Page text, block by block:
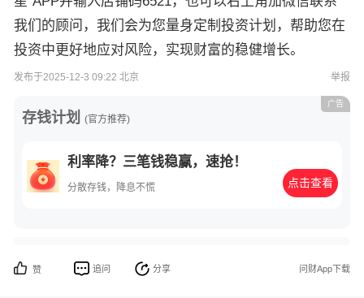
我们的顾问，我们会为您量身定制投资计划，帮助您在
投资中更好地应对风险，实现财富的稳健增长。
发布于2025-12-3 09:22 北京 举报
存钱计划 (官方推荐)
利率降？三笔钱稳赢，速抢！
分散存钱，降息不慌 点击查看
广告
赞 追问 分享 问财App下载